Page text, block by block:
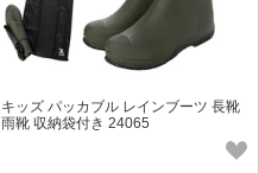
キッズ パッカブル レインブーツ 長靴
雨靴 収納袋付き 24065